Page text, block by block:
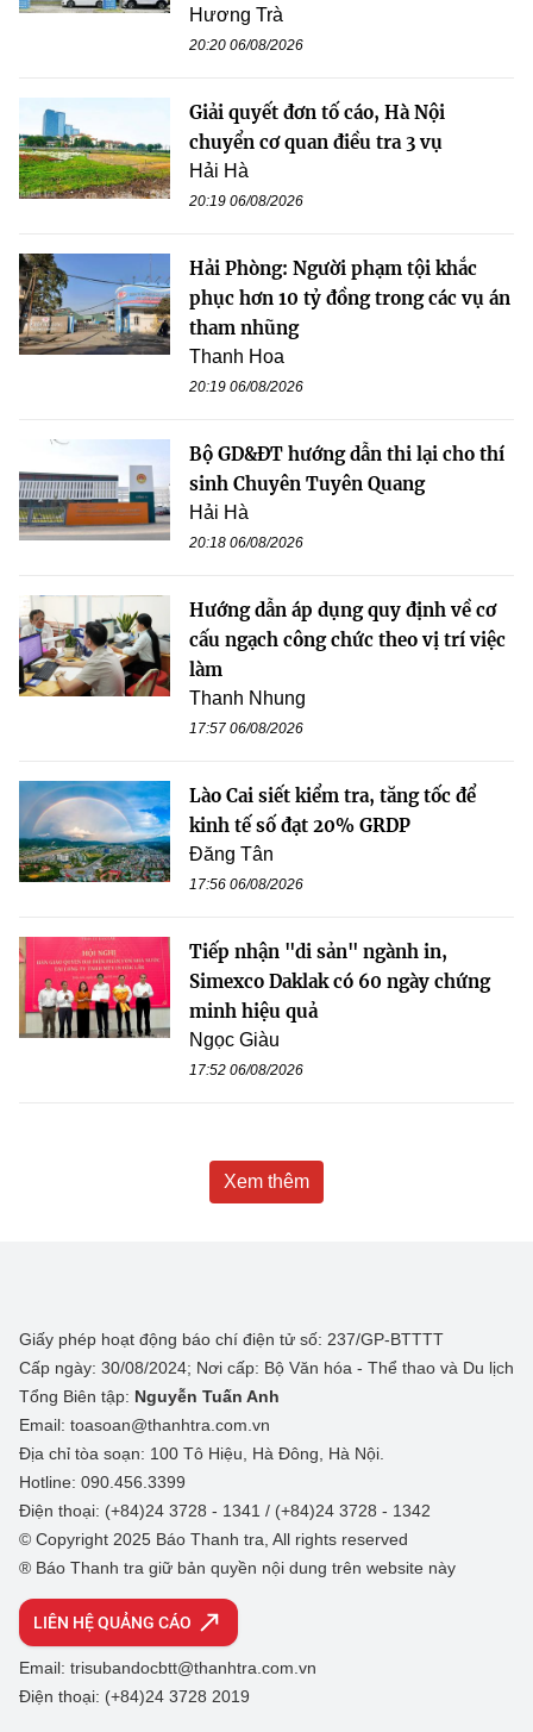
Hương Trà
20:20 06/08/2026
Giải quyết đơn tố cáo, Hà Nội
chuyển cơ quan điều tra 3 vụ
Hải Hà
20:19 06/08/2026
Hải Phòng: Người phạm tội khắc
phục hơn 10 tỷ đồng trong các vụ án
tham nhũng
Thanh Hoa
20:19 06/08/2026
Bộ GD&ĐT hướng dẫn thi lại cho thí
sinh Chuyên Tuyên Quang
Hải Hà
20:18 06/08/2026
Hướng dẫn áp dụng quy định về cơ
cấu ngạch công chức theo vị trí việc
làm
Thanh Nhung
17:57 06/08/2026
Lào Cai siết kiểm tra, tăng tốc để
kinh tế số đạt 20% GRDP
Đăng Tân
17:56 06/08/2026
Tiếp nhận "di sản" ngành in,
Simexco Daklak có 60 ngày chứng
minh hiệu quả
Ngọc Giàu
17:52 06/08/2026
Xem thêm
Giấy phép hoạt động báo chí điện tử số: 237/GP-BTTTT
Cấp ngày: 30/08/2024; Nơi cấp: Bộ Văn hóa - Thể thao và Du lịch
Tổng Biên tập: Nguyễn Tuấn Anh
Email: toasoan@thanhtra.com.vn
Địa chỉ tòa soạn: 100 Tô Hiệu, Hà Đông, Hà Nội.
Hotline: 090.456.3399
Điện thoại: (+84)24 3728 - 1341 / (+84)24 3728 - 1342
© Copyright 2025 Báo Thanh tra, All rights reserved
® Báo Thanh tra giữ bản quyền nội dung trên website này
LIÊN HỆ QUẢNG CÁO
Email: trisubandocbtt@thanhtra.com.vn
Điện thoại: (+84)24 3728 2019